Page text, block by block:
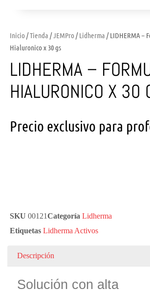
Inicio /Tienda /JEMPro /Lidherma / LIDHERMA –
Hialuronico x 30 gs
LIDHERMA –
HIALURONICO X 30
Precio exclusivo para
SKU 00121Categoría Lidherma
Etiquetas Lidherma Activos
Descripción
Solución con alta